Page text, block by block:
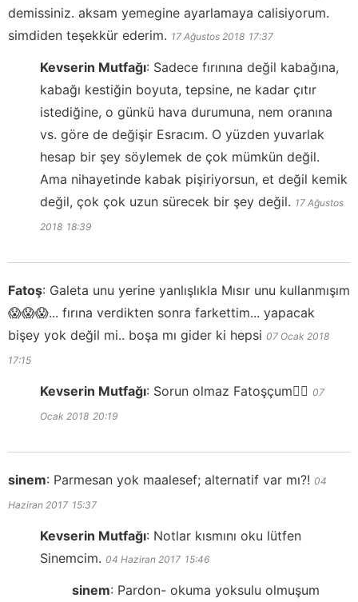
demissiniz. aksam yemegine ayarlamaya calisiyorum.
simdiden teşekkür ederim. 17 Ağustos 2018 17:37
Kevserin Mutfağı: Sadece fırınına değil kabağına,
kabağı kestiğin boyuta, tepsine, ne kadar çıtır
istediğine, o günkü hava durumuna, nem oranına
vs. göre de değişir Esracım. O yüzden yuvarlak
hesap bir şey söylemek de çok mümkün değil.
Ama nihayetinde kabak pişiriyorsun, et değil kemik
değil, çok çok uzun sürecek bir şey değil. 17 Ağustos
2018 18:39
Fatoş: Galeta unu yerine yanlışlıkla Mısır unu kullanmışım
😱😱😱... fırına verdikten sonra farkettim... yapacak
bişey yok değil mi.. boşa mı gider ki hepsi 07 Ocak 2018
17:15
Kevserin Mutfağı: Sorun olmaz Fatoşçum👍🏻 07
Ocak 2018 20:19
sinem: Parmesan yok maalesef; alternatif var mı?! 04
Haziran 2017 15:37
Kevserin Mutfağı: Notlar kısmını oku lütfen
Sinemcim. 04 Haziran 2017 15:46
sinem: Pardon- okuma yoksulu olmuşum